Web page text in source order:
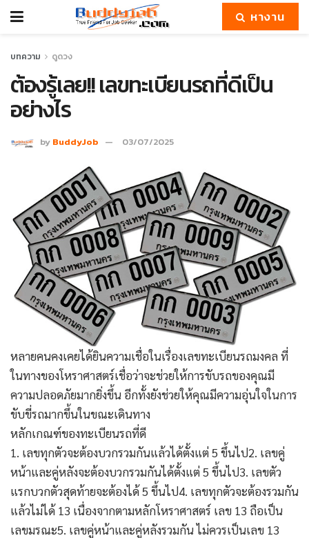
หางาน
บทความ ดูดวง
ต้องรู้เลย!! เลขทะเบียนรถที่ดีเป็น
อย่างไร
by BuddyJob 03/07/2025
หลายคนคงเคยได้ยินความเชื่อในเรื่องเลขทะเบียนรถมงคล ที่
ในทางของโหราศาสตร์เชื่อว่าจะช่วยให้การขับรถของคุณมี
ความปลอดภัยมากยิ่งขึ้น อีกทั้งยังช่วยให้คุณมีความอุ่นใจในการ
ขับขี่รถมากขึ้นในขณะเดินทาง
หลักเกณฑ์ของทะเบียนรถที่ดี
1. เลขทุกตัวจะต้องบวกรวมกันแล้วได้ตั้งแต่ 5 ขึ้นไป2. เลขคู่
หน้าและคู่หลังจะต้องบวกรวมกันได้ตั้งแต่ 5 ขึ้นไป3. เลขตัว
แรกบวกตัวสุดท้ายจะต้องได้ 5 ขึ้นไป4. เลขทุกตัวจะต้องรวมกัน
แล้วไม่ได้ 13 เนื่องจากตามหลักโหราศาสตร์ เลข 13 ถือเป็น
เลขมรณะ5. เลขคู่หน้าและคู่หลังรวมกัน ไม่ควรเป็นเลข 13